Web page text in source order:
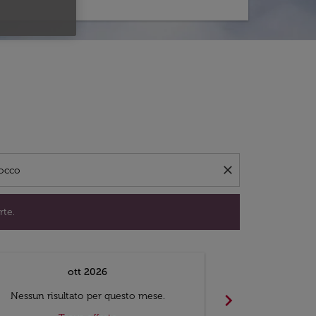
close
trovare offerte.
ott 2026
Nessun risultato per questo mese.
chevron_right